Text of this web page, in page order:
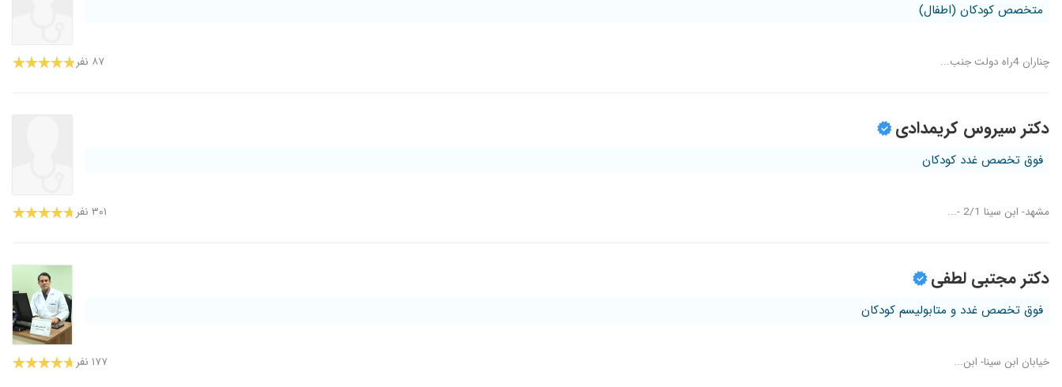
متخصص کودکان (اطفال)
چناران 4راه دولت جنب... ۸۷ نفر
دکتر سیروس کریمدادی
فوق تخصص غدد کودکان
مشهد- ابن سینا 2/1 -... ۳۰۱ نفر
دکتر مجتبی لطفی
فوق تخصص غدد و متابولیسم کودکان
خیابان ابن سینا- ابن... ۱۷۷ نفر